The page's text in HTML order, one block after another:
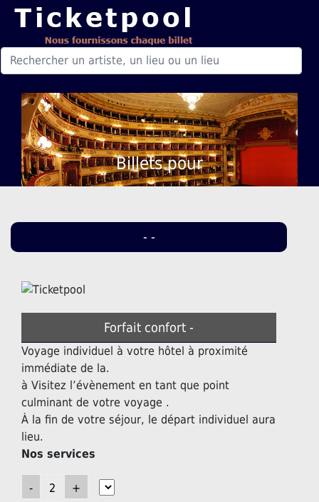
Billets pour
- -
Forfait confort -
Voyage individuel à votre hôtel à proximité
immédiate de la.
à Visitez l’évènement en tant que point
culminant de votre voyage .
À la fin de votre séjour, le départ individuel aura
lieu.
Nos services